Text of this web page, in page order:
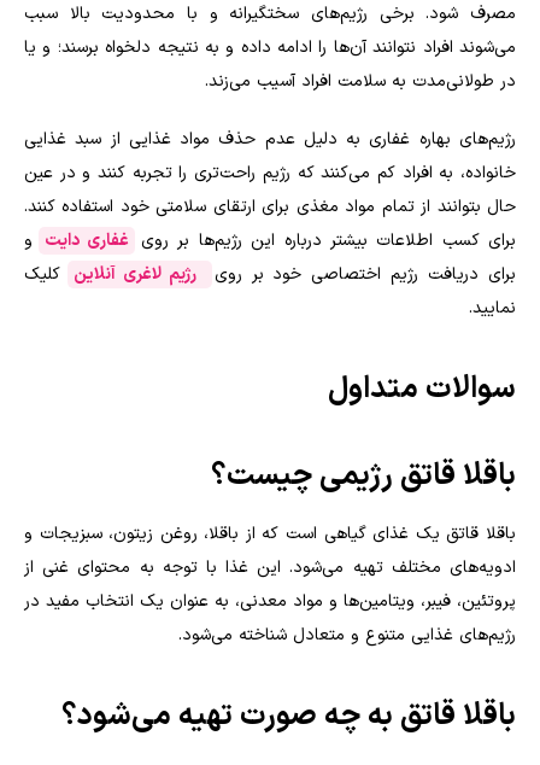
مصرف شود. برخی رژیم‌های سختگیرانه و با محدودیت بالا سبب
می‌شوند افراد نتوانند آن‌ها را ادامه داده و به نتیجه دلخواه برسند؛ و یا
در طولانی‌مدت به سلامت افراد آسیب می‌زند.
رژیم‌های بهاره غفاری به دلیل عدم حذف مواد غذایی از سبد غذایی
خانواده، به افراد کم می‌کنند که رژیم راحت‌تری را تجربه کنند و در عین
حال بتوانند از تمام مواد مغذی برای ارتقای سلامتی خود استفاده کنند.
برای کسب اطلاعات بیشتر درباره این رژیم‌ها بر روی غفاری دایت و
برای دریافت رژیم اختصاصی خود بر روی
رژیم لاغری آنلاین کلیک
نمایید.
سوالات متداول
باقلا قاتق رژیمی چیست؟
باقلا قاتق یک غذای گیاهی است که از باقلا، روغن زیتون، سبزیجات و
ادویه‌های مختلف تهیه می‌شود. این غذا با توجه به محتوای غنی از
پروتئین، فیبر، ویتامین‌ها و مواد معدنی، به عنوان یک انتخاب مفید در
رژیم‌های غذایی متنوع و متعادل شناخته می‌شود.
باقلا قاتق به چه صورت تهیه می‌شود؟